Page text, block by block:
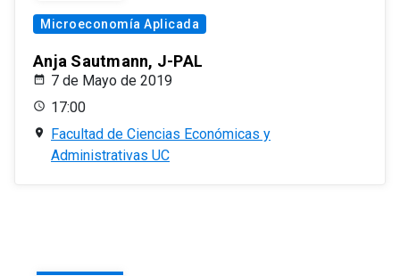
Microeconomía Aplicada
Anja Sautmann, J-PAL
7 de Mayo de 2019
17:00
Facultad de Ciencias Económicas y
Administrativas UC